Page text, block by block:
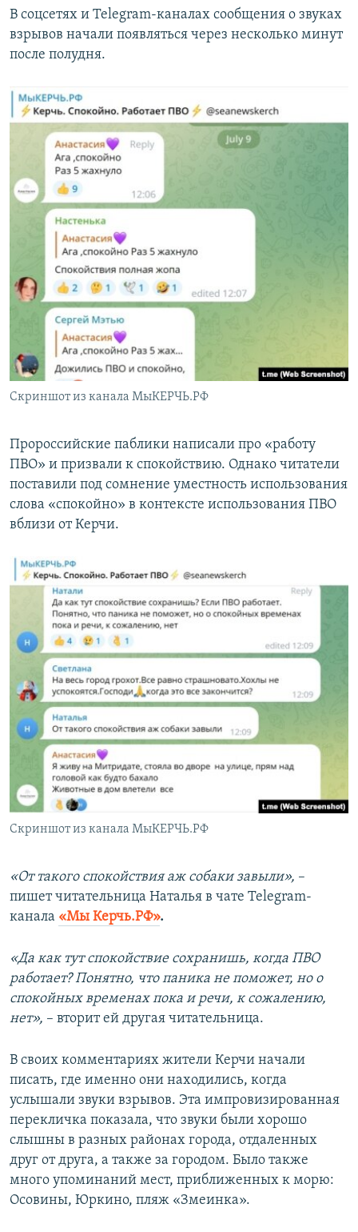
В соцсетях и Telegram-каналах сообщения о звуках
взрывов начали появляться через несколько минут
после полудня.
Скриншот из канала МыКЕРЧЬ.РФ
Пророссийские паблики написали про «работу
ПВО» и призвали к спокойствию. Однако читатели
поставили под сомнение уместность использования
слова «спокойно» в контексте использования ПВО
вблизи от Керчи.
Скриншот из канала МыКЕРЧЬ.РФ
«От такого спокойствия аж собаки завыли», –
пишет читательница Наталья в чате Telegram-
канала «Мы Керчь.РФ».
«Да как тут спокойствие сохранишь, когда ПВО
работает? Понятно, что паника не поможет, но о
спокойных временах пока и речи, к сожалению,
нет», – вторит ей другая читательница.
В своих комментариях жители Керчи начали
писать, где именно они находились, когда
услышали звуки взрывов. Эта импровизированная
перекличка показала, что звуки были хорошо
слышны в разных районах города, отдаленных
друг от друга, а также за городом. Было также
много упоминаний мест, приближенных к морю:
Осовины, Юркино, пляж «Змеинка».